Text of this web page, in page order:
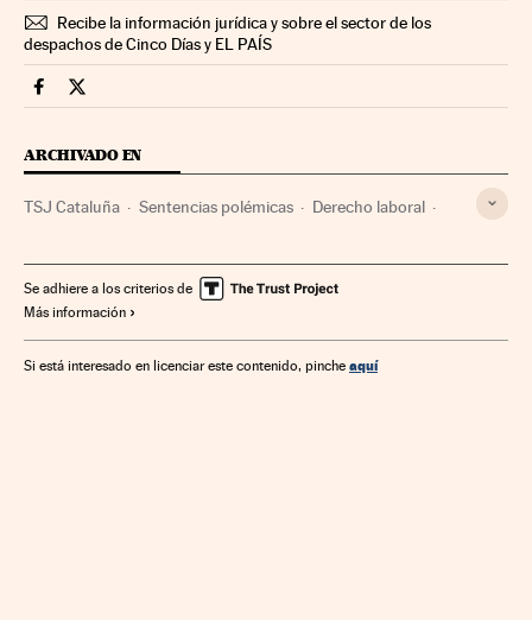
Recibe la información jurídica y sobre el sector de los
despachos de Cinco Días y EL PAÍS
Legal Cinco Días en Facebook
Legal Cinco Días en Twitter
ARCHIVADO EN
TSJ Cataluña Sentencias polémicas Derecho laboral
Relaciones laborales Juicios Proceso judicial
Justicia
Se adhiere a los criterios de
Más información
Si está interesado en licenciar este contenido, pinche aquí